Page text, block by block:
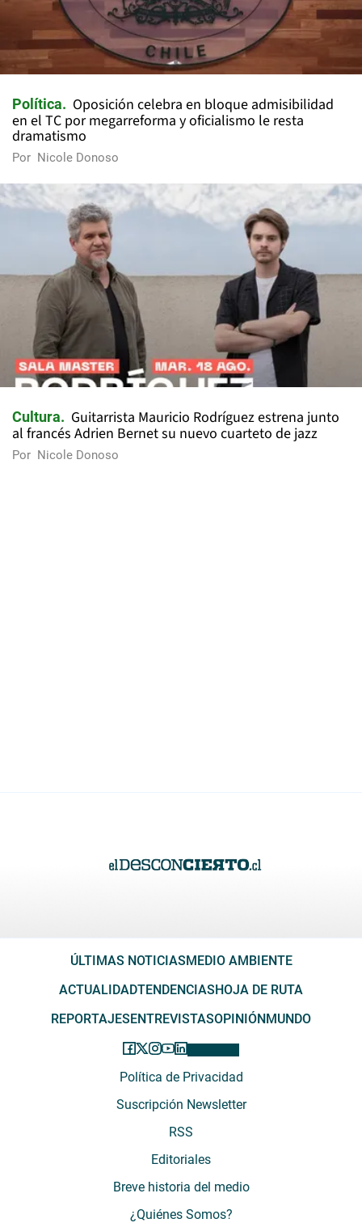
Política
Oposición celebra en bloque admisibilidad
en el TC por megarreforma y oficialismo le resta
dramatismo
Por Nicole Donoso
Cultura
Guitarrista Mauricio Rodríguez estrena junto
al francés Adrien Bernet su nuevo cuarteto de jazz
Por Nicole Donoso
ÚLTIMAS NOTICIAS MEDIO AMBIENTE
ACTUALIDADTENDENCIAS HOJA DE RUTA
REPORTAJES ENTREVISTASOPINIÓN MUNDO
Política de Privacidad
Suscripción Newsletter
RSS
Editoriales
Breve historia del medio
¿Quiénes Somos?